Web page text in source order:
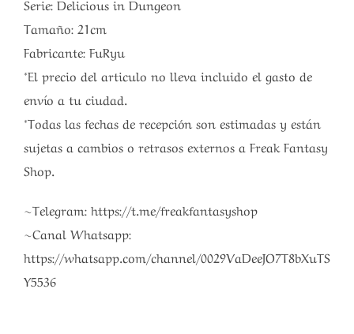
Tamaño: 21cm
Fabricante: FuRyu
*El precio del articulo no lleva incluido el gasto de
envío a tu ciudad.
*Todas las fechas de recepción son estimadas y están
sujetas a cambios o retrasos externos a Freak Fantasy
Shop.
~Telegram: https://t.me/freakfantasyshop
~Canal Whatsapp:
https://whatsapp.com/channel/0029VaDeeJO7T8bXuTS
Y5536